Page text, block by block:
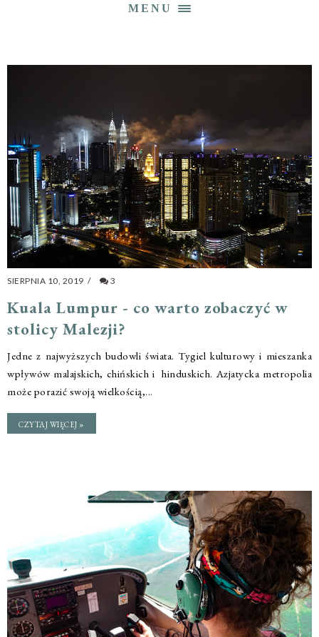
MENU
SIERPNIA 10, 2019 / 3
Kuala Lumpur - co warto zobaczyć w
stolicy Malezji?
Jedne z najwyższych budowli świata. Tygiel kulturowy i mieszanka
wpływów malajskich, chińskich i hinduskich. Azjatycka metropolia
może porazić swoją wielkością,...
CZYTAJ WIĘCEJ »